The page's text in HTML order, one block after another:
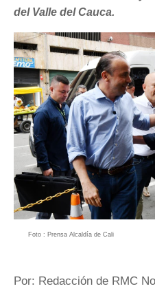
del Valle del Cauca.
Foto : Prensa Alcaldía de Cali
Por: Redacción de RMC